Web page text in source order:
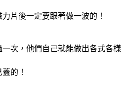
片後一定要跟著做一波的！
次，他們自己就能做出各式各樣
的！